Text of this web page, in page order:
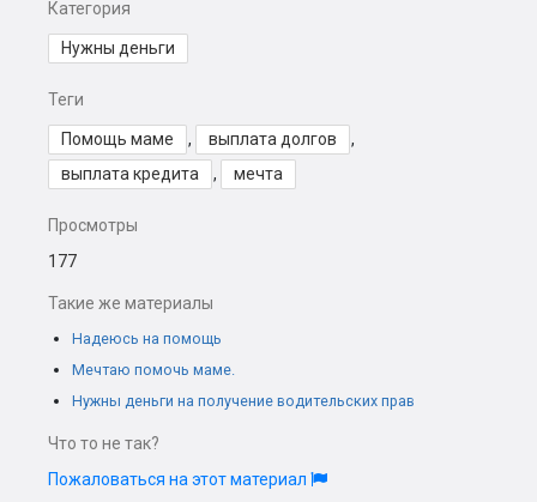
Категория
Нужны деньги
Теги
Помощь маме , выплата долгов
,
выплата кредита
, мечта
Просмотры
177
Такие же материалы
Надеюсь на помощь
Мечтаю помочь маме.
Нужны деньги на получение водительских прав
Что то не так?
Пожаловаться на этот материал